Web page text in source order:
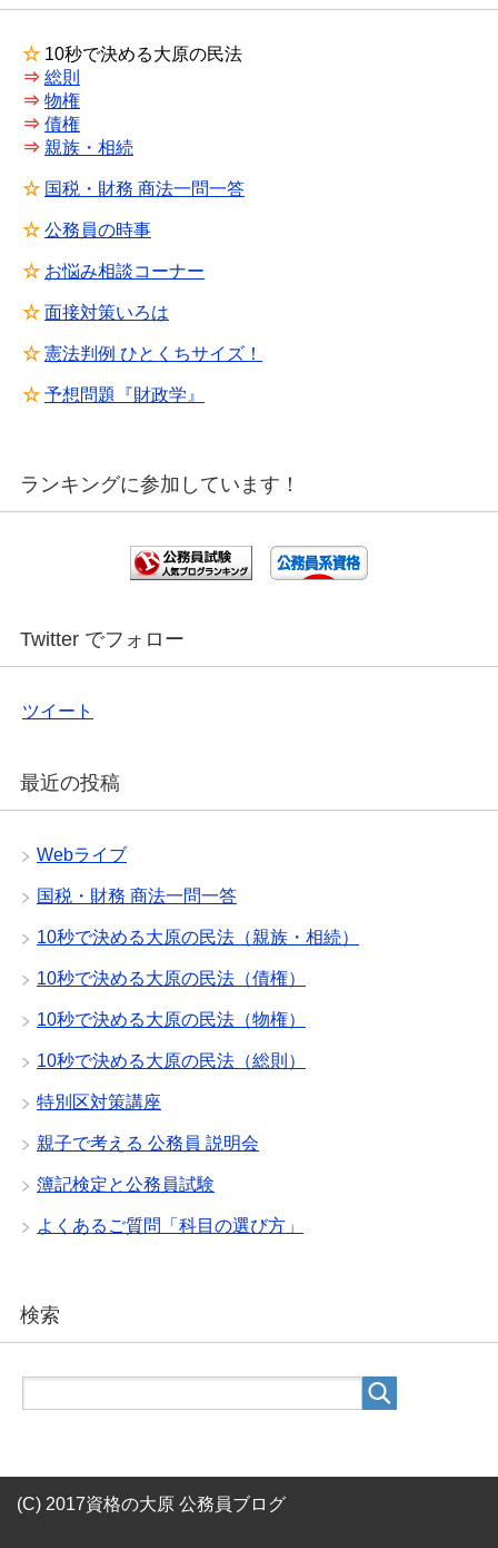
☆ 10秒で決める大原の民法
⇒ 総則
⇒ 物権
⇒ 債権
⇒ 親族・相続
☆ 国税・財務 商法一問一答
☆ 公務員の時事
☆ お悩み相談コーナー
☆ 面接対策いろは
☆ 憲法判例 ひとくちサイズ！
☆ 予想問題『財政学』
ランキングに参加しています！
Twitter でフォロー
ツイート
最近の投稿
Webライブ
国税・財務 商法一問一答
10秒で決める大原の民法（親族・相続）
10秒で決める大原の民法（債権）
10秒で決める大原の民法（物権）
10秒で決める大原の民法（総則）
特別区対策講座
親子で考える 公務員 説明会
簿記検定と公務員試験
よくあるご質問「科目の選び方」
検索
(C) 2017資格の大原 公務員ブログ